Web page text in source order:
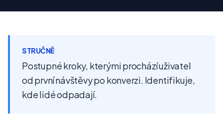
STRUČNĚ
Postupné kroky, kterými prochází uživatel
od první návštěvy po konverzi. Identifikuje,
kde lidé odpadají.